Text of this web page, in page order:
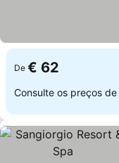
De € 62
Consulte os preços de